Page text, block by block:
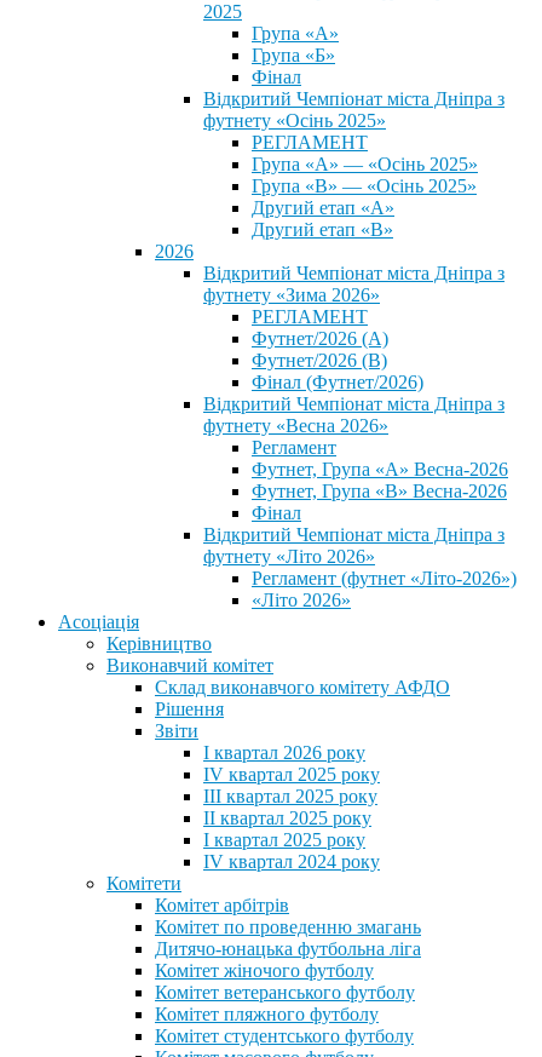
2025
Група «А»
Група «Б»
Фінал
Відкритий Чемпіонат міста Дніпра з
футнету «Осінь 2025»
РЕГЛАМЕНТ
Група «А» — «Осінь 2025»
Група «В» — «Осінь 2025»
Другий етап «А»
Другий етап «В»
2026
Відкритий Чемпіонат міста Дніпра з
футнету «Зима 2026»
РЕГЛАМЕНТ
Футнет/2026 (А)
Футнет/2026 (В)
Фінал (Футнет/2026)
Відкритий Чемпіонат міста Дніпра з
футнету «Весна 2026»
Регламент
Футнет, Група «А» Весна-2026
Футнет, Група «В» Весна-2026
Фінал
Відкритий Чемпіонат міста Дніпра з
футнету «Літо 2026»
Регламент (футнет «Літо-2026»)
«Літо 2026»
Асоціація
Керівництво
Виконавчий комітет
Склад виконавчого комітету АФДО
Рішення
Звіти
I квартал 2026 року
IV квартал 2025 року
III квартал 2025 року
II квартал 2025 року
I квартал 2025 року
IV квартал 2024 року
Комітети
Комітет арбітрів
Комітет по проведенню змагань
Дитячо-юнацька футбольна ліга
Комітет жіночого футболу
Комітет ветеранського футболу
Комітет пляжного футболу
Комітет студентського футболу